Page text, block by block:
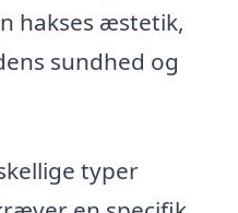
hakses æstetik,
sundhed og
typer